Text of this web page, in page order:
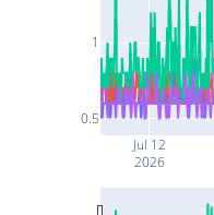
Jul 12
2026
0.5
1